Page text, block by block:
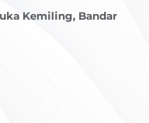
Kemiling, Bandar